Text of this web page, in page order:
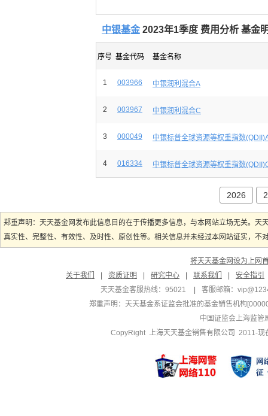
中银基金 2023年1季度 费用分析 基金
序号 基金代码 基金名称
1 003966 中银润利混合A
2 003967 中银润利混合C
3 000049 中银标普全球资源等权重指数
4 016334 中银标普全球资源等权重指数
2026
郑重声明：天天基金网发布此信息目的在于传播更多信息，与本网站立场无关。
真实性、完整性、有效性、及时性、原创性等。相关信息并未经过本网站证实，
将天天基金网设为上网
关于我们
资质证明 研究中心 联系我们
安全指引
天天基金客服热线：95021
客服邮箱：
郑重声明： 天天基金系证监会批准的基金销售机构
中国证监会上海监管
CopyRight 上海天天基金销售有限公司 2011-